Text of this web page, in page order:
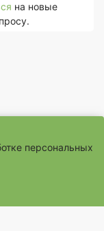
на новые
персональных
товарными